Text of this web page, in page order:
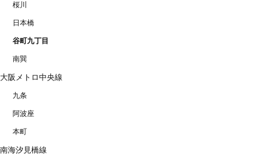
桜川
日本橋
谷町九丁目
南巽
大阪メトロ中央線
九条
阿波座
本町
南海汐見橋線